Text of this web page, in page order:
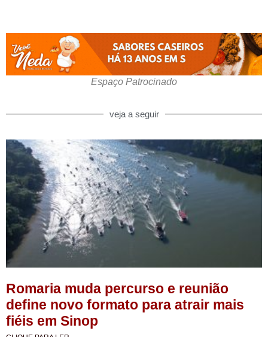
Espaço Patrocinado
veja a seguir
Romaria muda percurso e reunião
define novo formato para atrair mais
fiéis em Sinop